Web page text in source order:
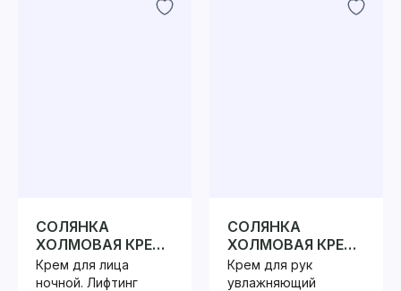
СОЛЯНКА
ХОЛМОВАЯ КРЕМ
ДЛЯ ЛИЦА
НОЧНОЙ
Крем для лица
ночной. Лифтинг
СОЛЯНКА
ХОЛМОВАЯ КРЕМ
ДЛЯ РУК
Крем для рук
увлажняющий